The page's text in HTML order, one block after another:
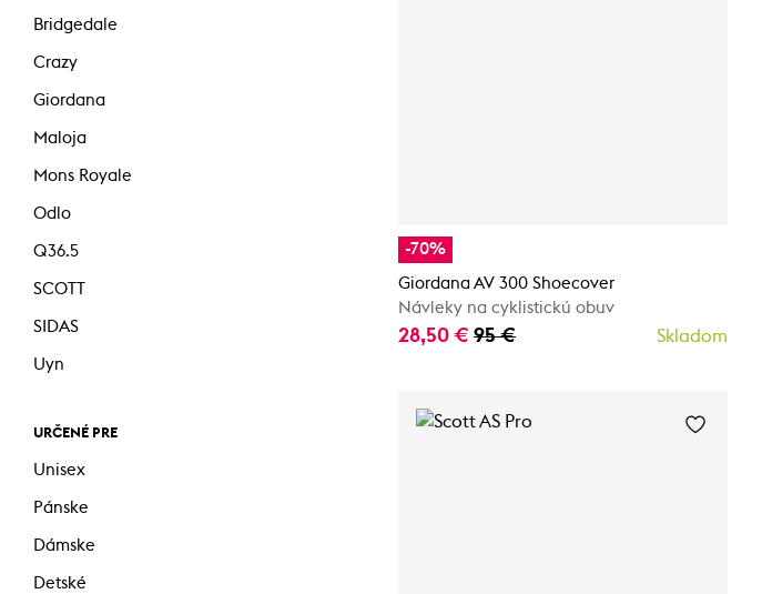
Bridgedale
Crazy
Giordana
Maloja
Mons Royale
Odlo
Q36.5
SCOTT
SIDAS
Uyn
URČENÉ PRE
Unisex
Pánske
Dámske
Detské
-70%
Giordana AV 300 Shoecover
Návleky na cyklistickú obuv
28,50 € 95 € Skladom